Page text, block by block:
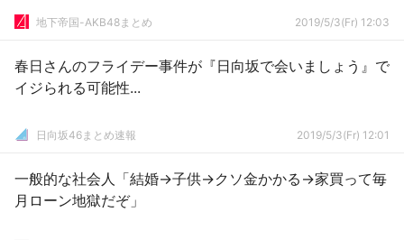
地下帝国-AKB48まとめ 2019/5/3(Fr) 12:03
春日さんのフライデー事件が『日向坂で会いましょう』で
イジられる可能性...
日向坂46まとめ速報 2019/5/3(Fr) 12:01
一般的な社会人「結婚→子供→クソ金かかる→家買って毎
月ローン地獄だぞ」